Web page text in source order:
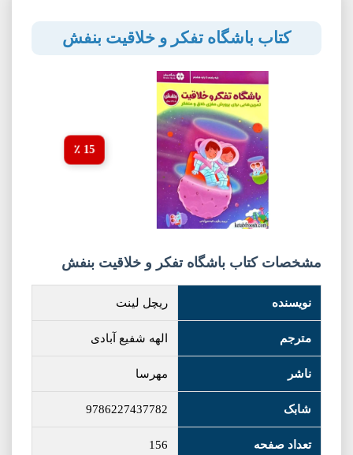
کتاب باشگاه تفکر و خلاقیت بنفش
15 ٪
مشخصات کتاب باشگاه تفکر و خلاقیت بنفش
نویسنده ریچل لینت
مترجم الهه شفیع آبادی
ناشر مهرسا
شابک 9786227437782
تعداد صفحه 156